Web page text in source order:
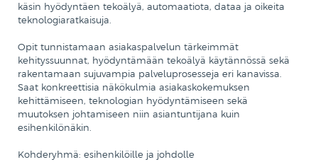
käsin hyödyntäen tekoälyä, automaatiota, dataa ja oikeita
teknologiaratkaisuja.
Opit tunnistamaan asiakaspalvelun tärkeimmät
kehityssuunnat, hyödyntämään tekoälyä käytännössä sekä
rakentamaan sujuvampia palveluprosesseja eri kanavissa.
Saat konkreettisia näkökulmia asiakaskokemuksen
kehittämiseen, teknologian hyödyntämiseen sekä
muutoksen johtamiseen niin asiantuntijana kuin
esihenkilönäkin.
Kohderyhmä: esihenkilöille ja johdolle